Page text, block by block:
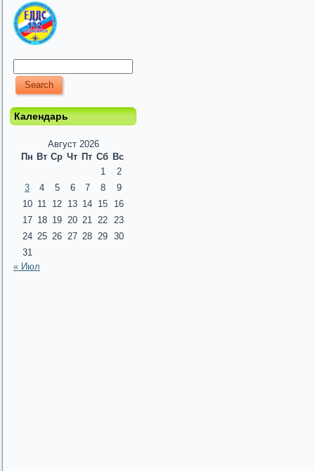
Календарь
Август 2026
Пн Вт Ср Чт Пт Сб Вс
1
2
3
4 5 6 7 8
9
10 11 12 13 14 15
16
17 18 19 20 21 22
23
24 25 26 27 28 29 30
31
« Июл